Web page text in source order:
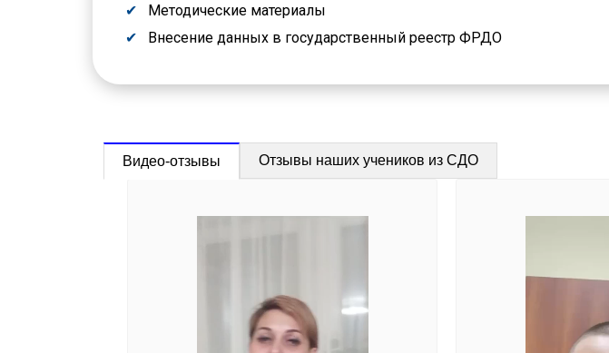
Методические материалы
Внесение данных в государственный реестр ФРДО
Видео-отзывы Отзывы наших учеников из СДО